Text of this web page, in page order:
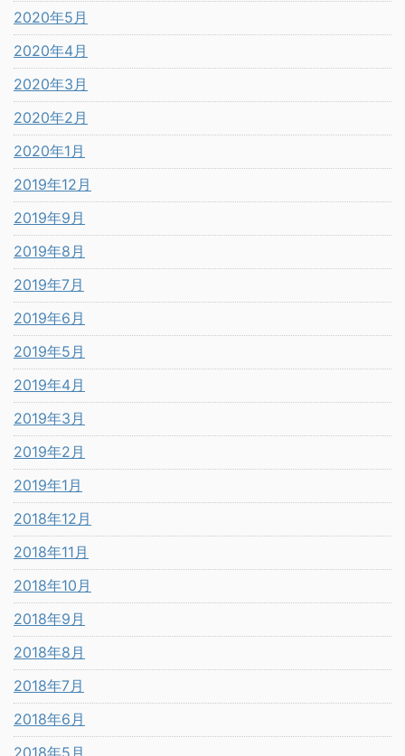
2020年5月
2020年4月
2020年3月
2020年2月
2020年1月
2019年12月
2019年9月
2019年8月
2019年7月
2019年6月
2019年5月
2019年4月
2019年3月
2019年2月
2019年1月
2018年12月
2018年11月
2018年10月
2018年9月
2018年8月
2018年7月
2018年6月